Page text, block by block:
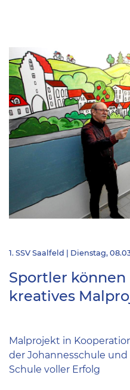
1. SSV Saalfeld | Dienstag,
Sportler können
kreatives
Malprojekt in
der Johannesschule und
Schule voller Erfolg